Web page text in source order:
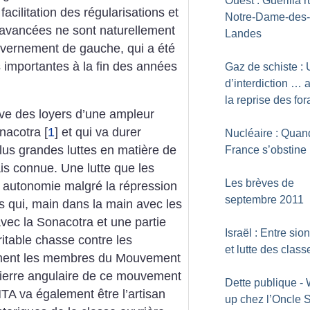
des régularisations et
ne sont naturellement
de gauche, qui a été
à la fin des années
des loyers d’une ampleur
[1] et qui va durer
grandes luttes en matière de
connue. Une lutte que les
malgré la répression
qui, main dans la main avec les
la Sonacotra et une partie
chasse contre les
les membres du Mouvement
angulaire de ce mouvement
va également être l’artisan
Notre-Dame-des-
Landes
Gaz de schiste :
d’interdiction …
la reprise des
Nucléaire :
France s’obstine
Les brèves de
septembre 2011
Israël : Entre
et lutte des
Dette publique -
up chez l’Oncle